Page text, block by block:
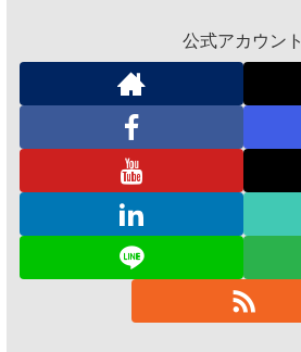
公式アカウント